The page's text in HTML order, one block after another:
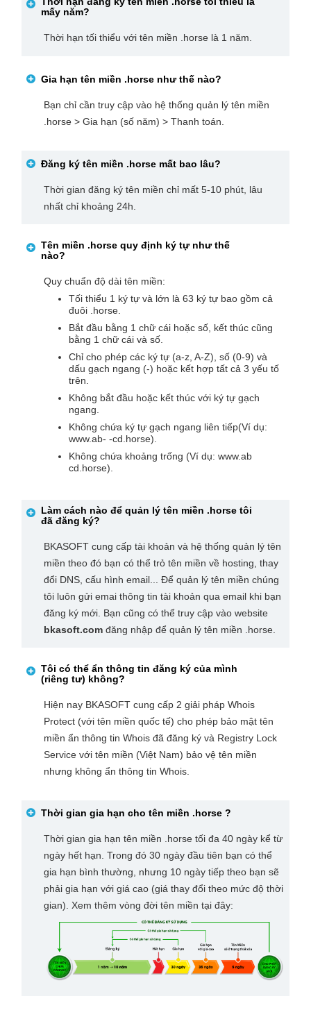
mấy năm?
Thời hạn tối thiểu với tên miền .horse là 1 năm.
Gia hạn tên miền .horsenhư thế nào?
Bạn chỉ cần truy cập vào hệ thống quản lý tên miền
.horse > Gia hạn (số năm) > Thanh toán.
Đăng ký tên miền .horsemất bao lâu?
Thời gian đăng ký tên miền chỉ mất 5-10 phút, lâu
nhất chỉ khoảng 24h.
Tên miền .horsequy định ký tự như thế
nào?
Quy chuẩn độ dài tên miền:
Tối thiểu 1 ký tự và lớn là 63 ký tự bao gồm cả
đuôi .horse.
Bắt đầu bằng 1 chữ cái hoặc số, kết thúc cũng
bằng 1 chữ cái và số.
Chỉ cho phép các ký tự (a-z, A-Z), số (0-9) và
dấu gạch ngang (-) hoặc kết hợp tất cả 3 yếu tố
trên.
Không bắt đầu hoặc kết thúc với ký tự gạch
ngang.
Không chứa ký tự gạch ngang liên tiếp(Ví dụ:
www.ab- -cd.horse).
Không chứa khoảng trống (Ví dụ: www.ab
cd.horse).
Làm cách nào để quản lý tên miền .horsetôi
đã đăng ký?
BKASOFT cung cấp tài khoản và hệ thống quản lý tên
miền theo đó bạn có thể trỏ tên miền về hosting, thay
đổi DNS, cấu hình email... Để quản lý tên miền chúng
tôi luôn gửi emai thông tin tài khoản qua email khi bạn
đăng ký mới. Bạn cũng có thể truy cập vào website
bkasoft.com đăng nhập để quản lý tên miền .horse.
Tôi có thể ẩn thông tin đăng ký của mình
(riêng tư) không?
Hiện nay BKASOFT cung cấp 2 giải pháp Whois
Protect (với tên miền quốc tế) cho phép bảo mật tên
miền ẩn thông tin Whois đã đăng ký và Registry Lock
Service với tên miền (Việt Nam) bảo vệ tên miền
nhưng không ẩn thông tin Whois.
Thời gian gia hạn cho tên miền .horse?
Thời gian gia hạn tên miền .horse tối đa 40 ngày kể từ
ngày hết hạn. Trong đó 30 ngày đầu tiên bạn có thể
gia hạn bình thường, nhưng 10 ngày tiếp theo bạn sẽ
phải gia hạn với giá cao (giá thay đổi theo mức độ thời
gian). Xem thêm vòng đời tên miền tại đây: